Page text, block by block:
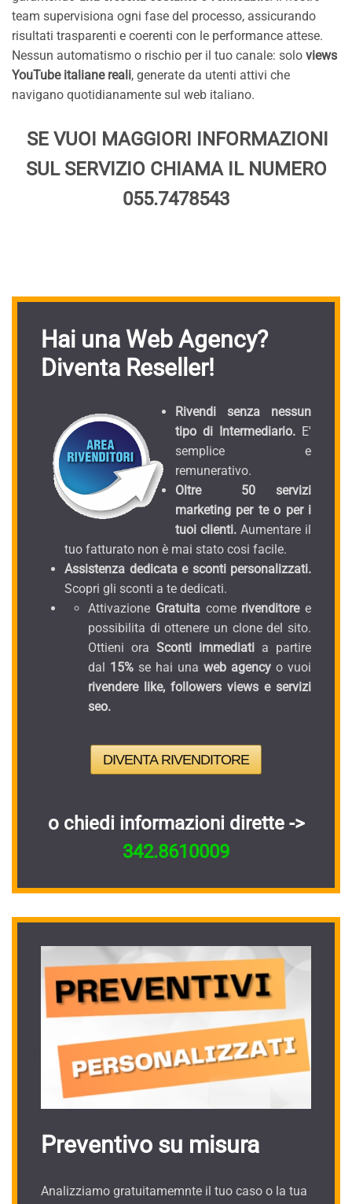
team supervisiona ogni fase del processo, assicurando
risultati trasparenti e coerenti con le performance attese.
Nessun automatismo o rischio per il tuo canale: solo views
YouTube italiane reali, generate da utenti attivi che
navigano quotidianamente sul web italiano.
SE VUOI MAGGIORI INFORMAZIONI
SUL SERVIZIO CHIAMA IL NUMERO
055.7478543
Hai una Web Agency?
Diventa Reseller!
Rivendi senza nessun
tipo di Intermediario. E'
semplice e
remunerativo.
Oltre 50 servizi
marketing per te o per i
tuoi clienti. Aumentare il
tuo fatturato non è mai stato cosi facile.
Assistenza dedicata e sconti personalizzati.
Scopri gli sconti a te dedicati.
Attivazione Gratuitacomerivenditoree
possibilita di ottenere un clone del sito.
Ottieni ora Sconti immediati a partire
dal 15% se hai una web agency o vuoi
rivendere like, followers views e servizi
seo.
DIVENTA RIVENDITORE
o chiedi informazioni dirette ->
342.8610009
Preventivo su misura
Analizziamo gratuitamemnte il tuo caso o la tua